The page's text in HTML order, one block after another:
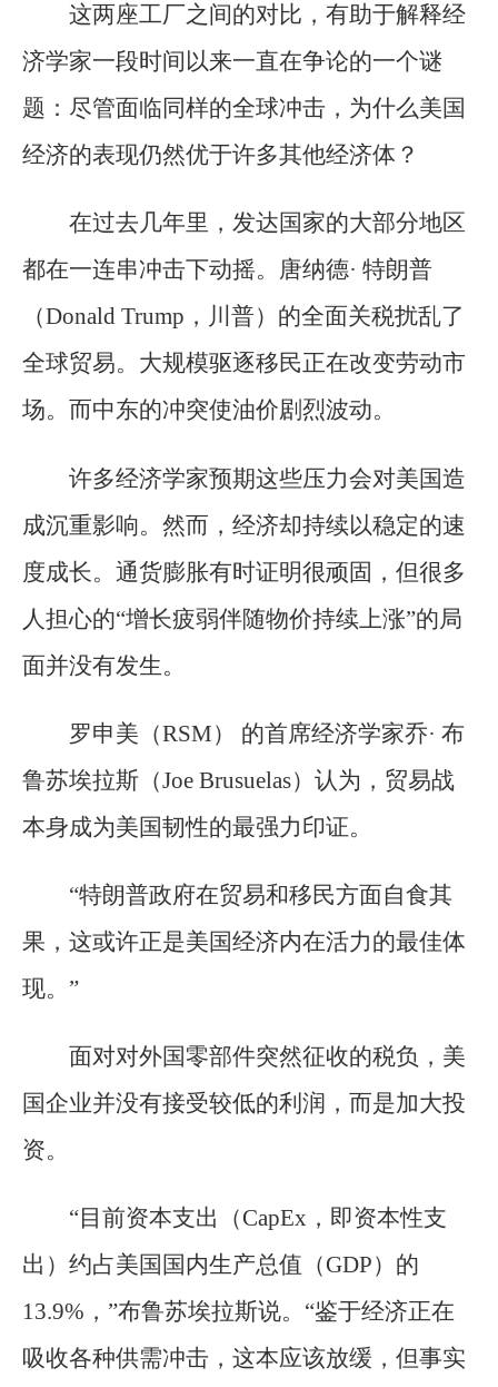
这两座工厂之间的对比，有助于解释经
济学家一段时间以来一直在争论的一个谜
题：尽管面临同样的全球冲击，为什么美国
经济的表现仍然优于许多其他经济体？
在过去几年里，发达国家的大部分地区
都在一连串冲击下动摇。唐纳德· 特朗普
（Donald Trump，川普）的全面关税扰乱了
全球贸易。大规模驱逐移民正在改变劳动市
场。而中东的冲突使油价剧烈波动。
许多经济学家预期这些压力会对美国造
成沉重影响。然而，经济却持续以稳定的速
度成长。通货膨胀有时证明很顽固，但很多
人担心的“增长疲弱伴随物价持续上涨”的局
面并没有发生。
罗申美（RSM） 的首席经济学家乔· 布
鲁苏埃拉斯（Joe Brusuelas）认为，贸易战
本身成为美国韧性的最强力印证。
“特朗普政府在贸易和移民方面自食其
果，这或许正是美国经济内在活力的最佳体
现。”
面对对外国零部件突然征收的税负，美
国企业并没有接受较低的利润，而是加大投
资。
“目前资本支出（CapEx，即资本性支
出）约占美国国内生产总值（GDP）的
13.9%，”布鲁苏埃拉斯说。“鉴于经济正在
吸收各种供需冲击，这本应该放缓，但事实